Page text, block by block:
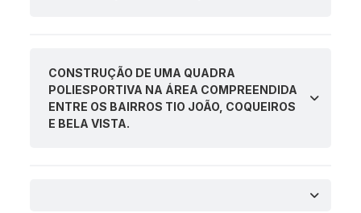
CONSTRUÇÃO DE UMA QUADRA
POLIESPORTIVA NA ÁREA COMPREENDIDA
ENTRE OS BAIRROS TIO JOÃO, COQUEIROS
E BELA VISTA.